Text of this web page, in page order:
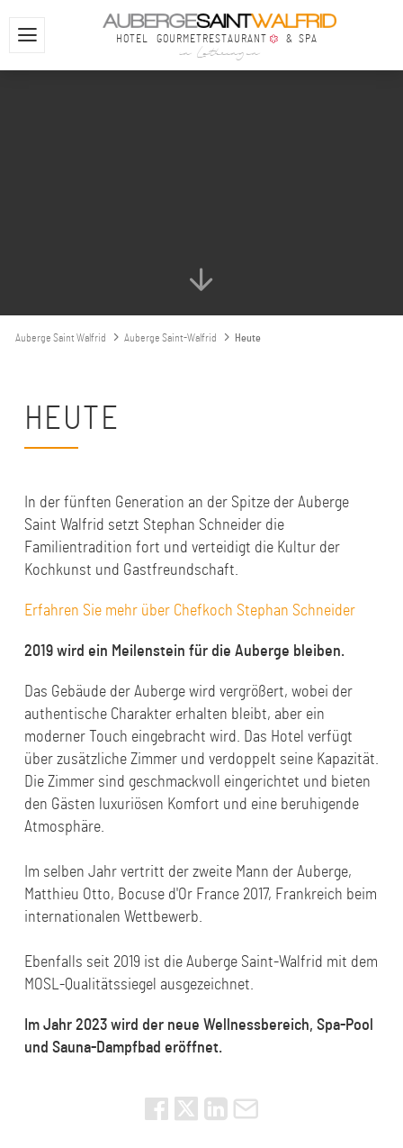
HOTEL GOURMETRESTAURANT & SPA
in Lothringen
Auberge Saint Walfrid Auberge Saint-Walfrid Heute
HEUTE
In der fünften Generation an der Spitze der Auberge
Saint Walfrid setzt Stephan Schneider die
Familientradition fort und verteidigt die Kultur der
Kochkunst und Gastfreundschaft.
Erfahren Sie mehr über Chefkoch Stephan Schneider
2019 wird ein Meilenstein für die Auberge bleiben.
Das Gebäude der Auberge wird vergrößert, wobei der
authentische Charakter erhalten bleibt, aber ein
moderner Touch eingebracht wird. Das Hotel verfügt
über zusätzliche Zimmer und verdoppelt seine Kapazität.
Die Zimmer sind geschmackvoll eingerichtet und bieten
den Gästen luxuriösen Komfort und eine beruhigende
Atmosphäre.
Im selben Jahr vertritt der zweite Mann der Auberge,
Matthieu Otto, Bocuse d'Or France 2017, Frankreich beim
internationalen Wettbewerb.
Ebenfalls seit 2019 ist die Auberge Saint-Walfrid mit dem
MOSL-Qualitätssiegel ausgezeichnet.
Im Jahr 2023 wird der neue Wellnessbereich, Spa-Pool
und Sauna-Dampfbad eröffnet.